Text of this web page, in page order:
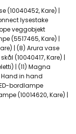
(10040452, Kare) |
lysestake
veggobjekt
(5517465, Kare) |
| (8) Arura vase
(10040417, Kare) |
| (11) Magna
Hand in hand
bordlampe
(10014620, Kare) |